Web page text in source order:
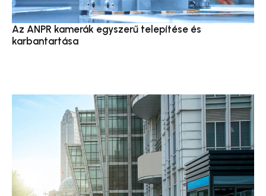
Az ANPR kamerák egyszerű telepítése és
karbantartása